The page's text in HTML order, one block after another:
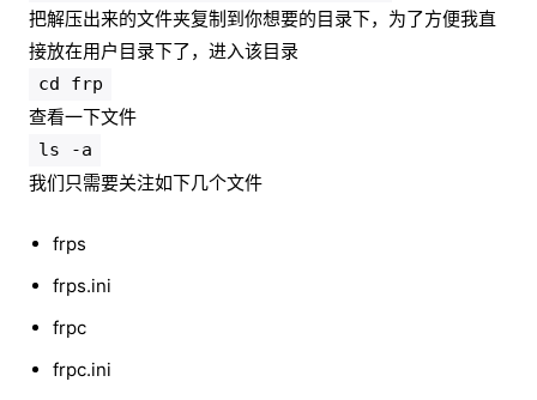
把解压出来的文件夹复制到你想要的目录下，为了方便我直
接放在用户目录下了，进入该目录
cd frp
查看一下文件
ls -a
我们只需要关注如下几个文件
frps
frps.ini
frpc
frpc.ini